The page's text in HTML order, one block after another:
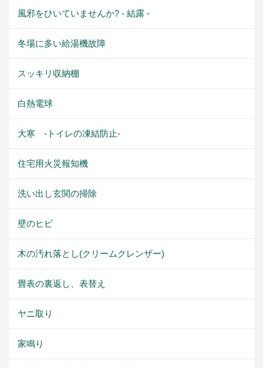
風邪をひいていませんか? - 結露 -
冬場に多い給湯機故障
スッキリ収納棚
白熱電球
大寒 -トイレの凍結防止-
住宅用火災報知機
洗い出し玄関の掃除
壁のヒビ
木の汚れ落とし(クリームクレンザー)
畳表の裏返し、表替え
ヤニ取り
家鳴り